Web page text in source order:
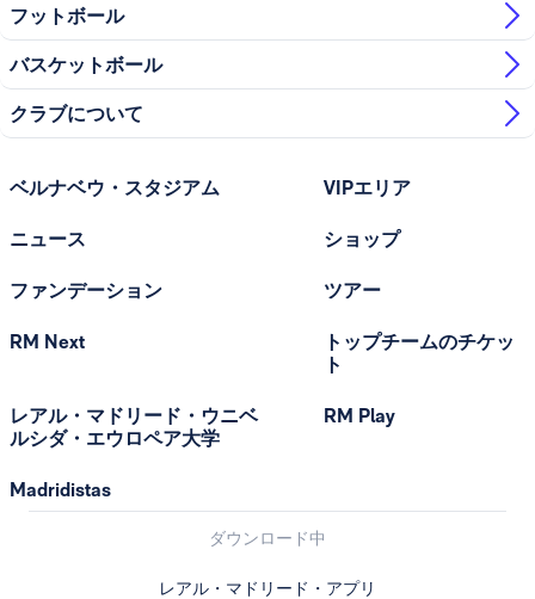
フットボール
バスケットボール
クラブについて
ベルナベウ・スタジアム
ニュース
ファンデーション
RM Next
レアル・マドリード・ウニベ
ルシダ・エウロペア大学
Madridistas
VIPエリア
ショップ
ツアー
トップチームのチケッ
ト
RM Play
ダウンロード中
レアル・マドリード・アプリ